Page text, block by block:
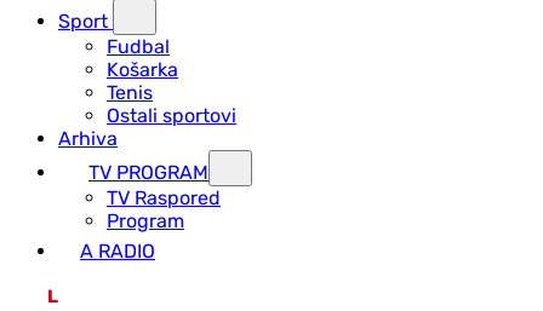
Sport
Fudbal
Košarka
Tenis
Ostali sportovi
Arhiva
TV PROGRAM
ТV Raspored
Program
A RADIO
L